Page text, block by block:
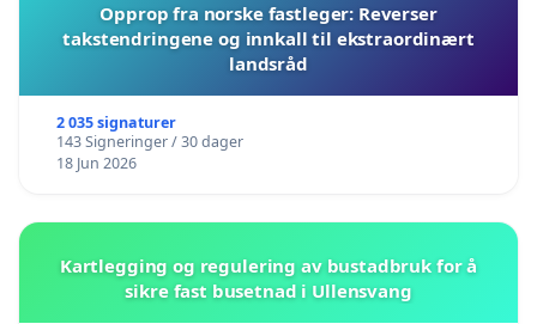
Opprop fra norske fastleger: Reverser
takstendringene og innkall til ekstraordinært
landsråd
2 035 signaturer
143 Signeringer / 30 dager
18 Jun 2026
Kartlegging og regulering av bustadbruk for å
sikre fast busetnad i Ullensvang